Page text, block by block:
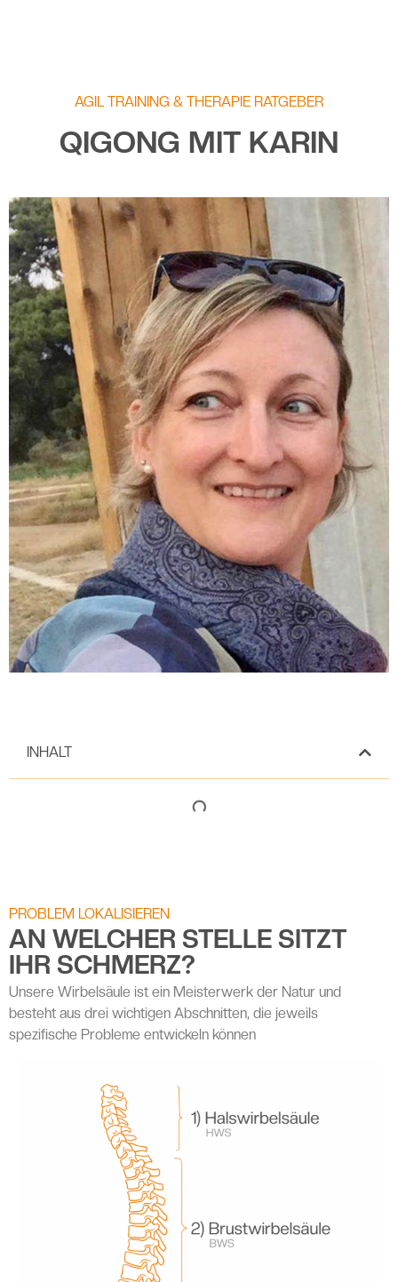
AGIL TRAINING & THERAPIE RATGEBER
QIGONG MIT KARIN
INHALT
PROBLEM LOKALISIEREN
AN WELCHER STELLE SITZT
IHR SCHMERZ?
Unsere Wirbelsäule ist ein Meisterwerk der Natur und
besteht aus drei wichtigen Abschnitten, die jeweils
spezifische Probleme entwickeln können